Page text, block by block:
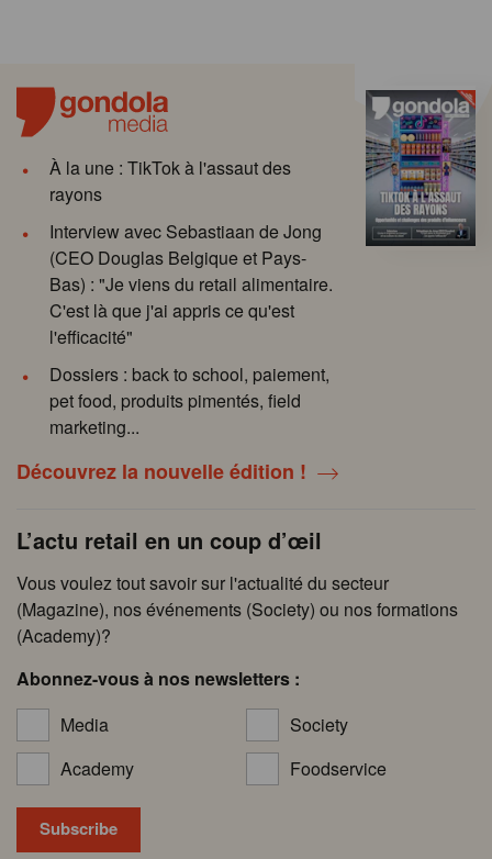
À la une : TikTok à l'assaut des
rayons
Interview avec Sebastiaan de Jong
(CEO Douglas Belgique et Pays-
Bas) : "Je viens du retail alimentaire.
C'est là que j'ai appris ce qu'est
l'efficacité"
Dossiers : back to school, paiement,
pet food, produits pimentés, field
marketing...
Découvrez la nouvelle édition !
L’actu retail en un coup d’œil
Vous voulez tout savoir sur l'actualité du secteur
(Magazine), nos événements (Society) ou nos formations
(Academy)?
Abonnez-vous à nos newsletters :
Media
Society
Academy
Foodservice